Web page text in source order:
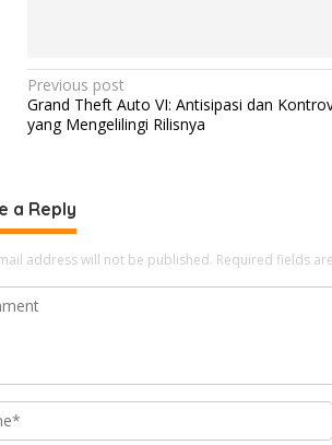
P
o
n
a
v
i
t
Previous post
Grand Theft Auto VI: Antisipasi dan
yang Mengelilingi Rilisnya
a Reply
address will not be published. Required fields